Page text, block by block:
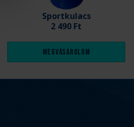
Sportkulacs
2 490 Ft
Megvásárolom